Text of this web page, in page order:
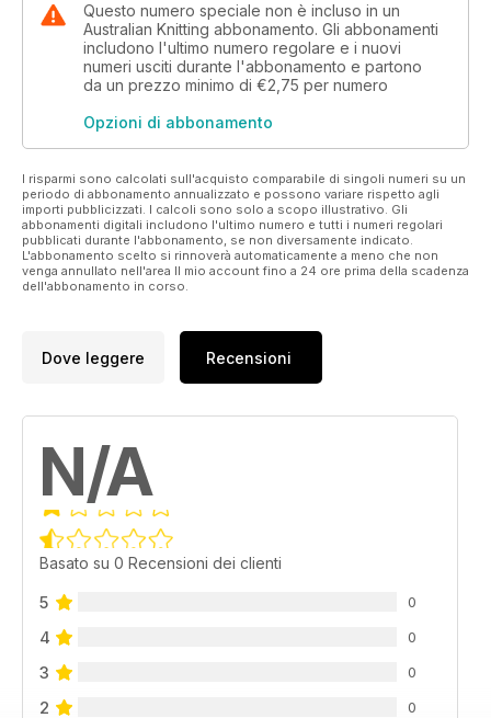
Questo numero speciale non è incluso in un
Australian Knitting abbonamento. Gli abbonamenti
includono l'ultimo numero regolare e i nuovi
numeri usciti durante l'abbonamento e partono
da un prezzo minimo di €2,75 per numero
Opzioni di abbonamento
I risparmi sono calcolati sull'acquisto comparabile di singoli numeri su un
periodo di abbonamento annualizzato e possono variare rispetto agli
importi pubblicizzati. I calcoli sono solo a scopo illustrativo. Gli
abbonamenti digitali includono l'ultimo numero e tutti i numeri regolari
pubblicati durante l'abbonamento, se non diversamente indicato.
L'abbonamento scelto si rinnoverà automaticamente a meno che non
venga annullato nell'area Il mio account fino a 24 ore prima della scadenza
dell'abbonamento in corso.
Dove leggere Recensioni
N/A
Basato su 0 Recensioni dei clienti
5 0
4 0
3 0
2 0